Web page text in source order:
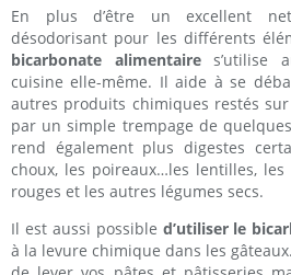
En plus d’être un excellent
désodorisant pour les différents
bicarbonate alimentaires’utilise
cuisine elle-même. Il aide à se
autres produits chimiques restés sur
par un simple trempage de
rend également plus digestes
choux, les poireaux…les lentilles, les
rouges et les autres légumes secs.
Il est aussi possible d’utiliser le
à la levure chimique dans les